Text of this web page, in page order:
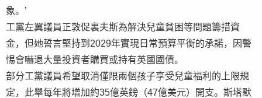
象。’
工黨左翼議員正敦促裏夫斯為解決兒童貧困等問題籌措資
金，但她誓言堅持到2029年實現日常預算平衡的承諾，因警
惕會嚇退大量投資者購買或持有英國國債。
部分工黨議員希望取消僅限兩個孩子享受兒童福利的上限規
定，此舉每年將增加約35億英鎊（47億美元）開支。斯塔默